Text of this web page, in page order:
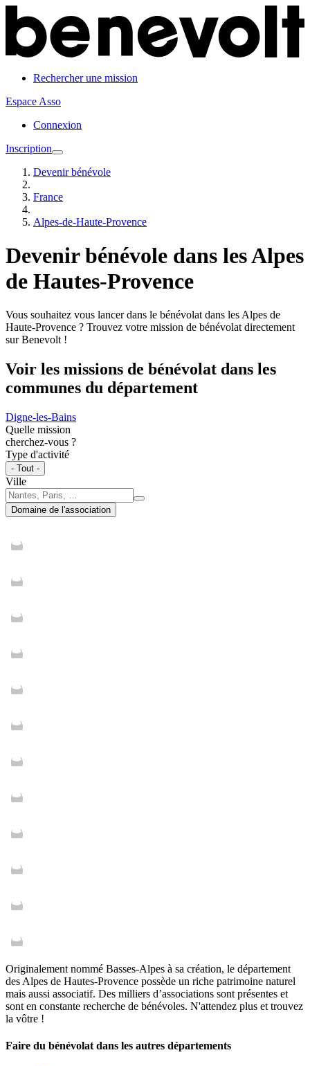
Rechercher une mission
Espace Asso
Connexion
Inscription
Devenir bénévole
France
Alpes-de-Haute-Provence
Devenir bénévole dans les Alpes
de Hautes-Provence
Vous souhaitez vous lancer dans le bénévolat dans les Alpes de
Haute-Provence ? Trouvez votre mission de bénévolat directement
sur Benevolt !
Voir les missions de bénévolat dans les
communes du département
Digne-les-Bains
Quelle mission
cherchez-vous ?
Type d'activité
- Tout -
Ville
Domaine de l'association
Originalement nommé Basses-Alpes à sa création, le département
des Alpes de Hautes-Provence possède un riche patrimoine naturel
mais aussi associatif. Des milliers d’associations sont présentes et
sont en constante recherche de bénévoles. N'attendez plus et trouvez
la vôtre !
Faire du bénévolat dans les autres départements